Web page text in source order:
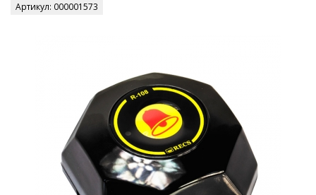
Артикул: 000001573